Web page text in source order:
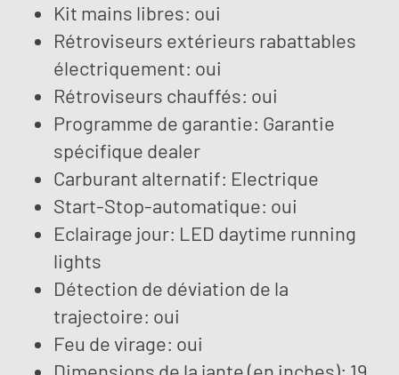
Kit mains libres: oui
Rétroviseurs extérieurs rabattables
électriquement: oui
Rétroviseurs chauffés: oui
Programme de garantie: Garantie
spécifique dealer
Carburant alternatif: Electrique
Start-Stop-automatique: oui
Eclairage jour: LED daytime running
lights
Détection de déviation de la
trajectoire: oui
Feu de virage: oui